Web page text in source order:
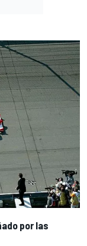
por las